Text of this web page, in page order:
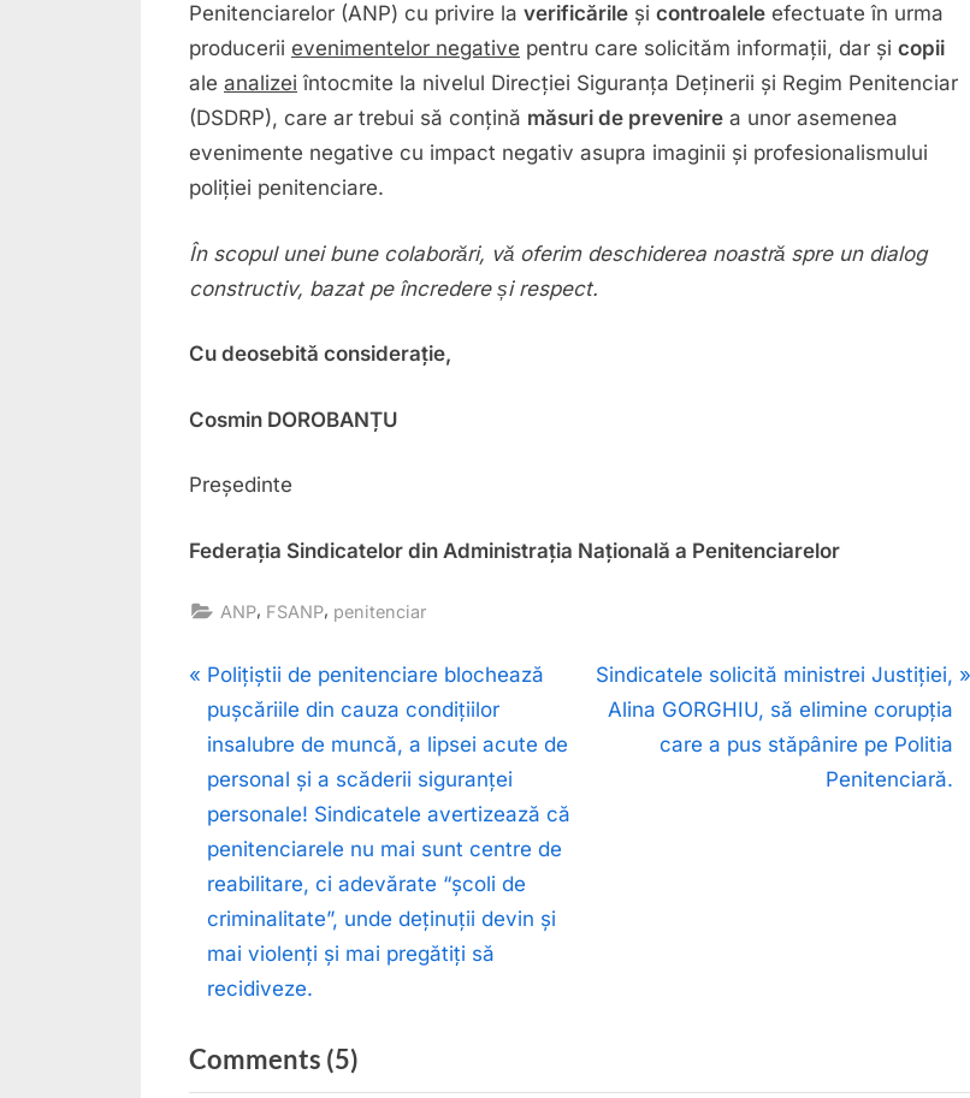
Penitenciarelor (ANP) cu privire la verificările și controalele efectuate în urma
producerii evenimentelor negative pentru care solicităm informații, dar și copii
ale analizei întocmite la nivelul Direcției Siguranța Deținerii și Regim Penitenciar
(DSDRP), care ar trebui să conțină măsuri de prevenire a unor asemenea
evenimente negative cu impact negativ asupra imaginii și profesionalismului
poliției penitenciare.
În scopul unei bune colaborări, vă oferim deschiderea noastră spre un dialog
constructiv, bazat pe încredere și respect.
Cu deosebită considerație,
Cosmin DOROBANȚU
Președinte
Federația Sindicatelor din Administrația Națională a Penitenciarelor
ANP, FSANP, penitenciar
Post
navigation
P
r
e
v
i
o
u
s
P
o
t
:
Polițiștii de penitenciare blochează
pușcăriile din cauza condițiilor
insalubre de muncă, a lipsei acute de
personal și a scăderii siguranței
personale! Sindicatele avertizează că
penitenciarele nu mai sunt centre de
reabilitare, ci adevărate “școli de
criminalitate”, unde deținuții devin și
mai violenți și mai pregătiți să
recidiveze.
N
Sindicatele solicită ministrei Justiției,
Alina GORGHIU, să elimine corupția
care a pus stăpânire pe Politia
Penitenciară.
Comments (5)